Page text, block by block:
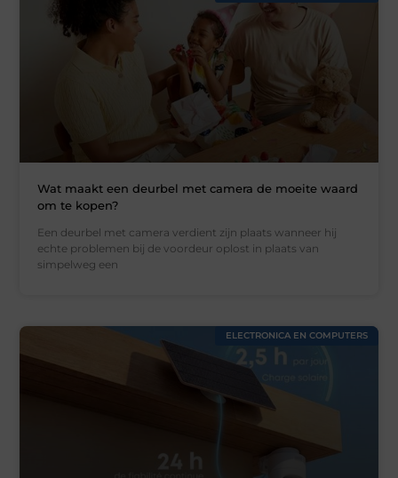
Wat maakt een deurbel met camera de moeite waard
om te kopen?
Een deurbel met camera verdient zijn plaats wanneer hij
echte problemen bij de voordeur oplost in plaats van
simpelweg een
ELECTRONICA EN COMPUTERS